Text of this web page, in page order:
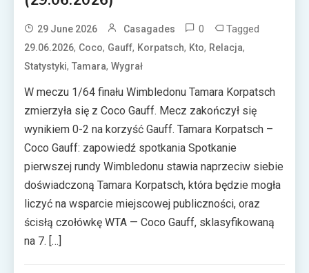
29 June 2026 Casagades 0 Tagged
29.06.2026, Coco, Gauff, Korpatsch, Kto, Relacja,
Statystyki,Tamara,Wygrał
W meczu 1/64 finału Wimbledonu Tamara Korpatsch
zmierzyła się z Coco Gauff. Mecz zakończył się
wynikiem 0-2 na korzyść Gauff. Tamara Korpatsch –
Coco Gauff: zapowiedź spotkania Spotkanie
pierwszej rundy Wimbledonu stawia naprzeciw siebie
doświadczoną Tamara Korpatsch, która będzie mogła
liczyć na wsparcie miejscowej publiczności, oraz
ścisłą czołówkę WTA — Coco Gauff, sklasyfikowaną
na 7. […]